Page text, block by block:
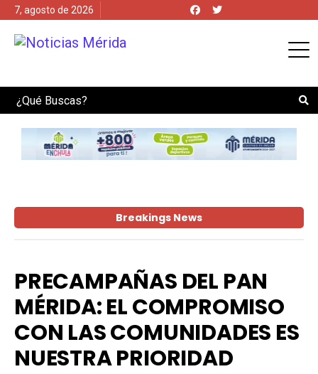
7, agosto de 2026
Search
Breakings News
PRECAMPAÑAS DEL PAN
MÉRIDA: EL COMPROMISO
CON LAS COMUNIDADES ES
NUESTRA PRIORIDAD